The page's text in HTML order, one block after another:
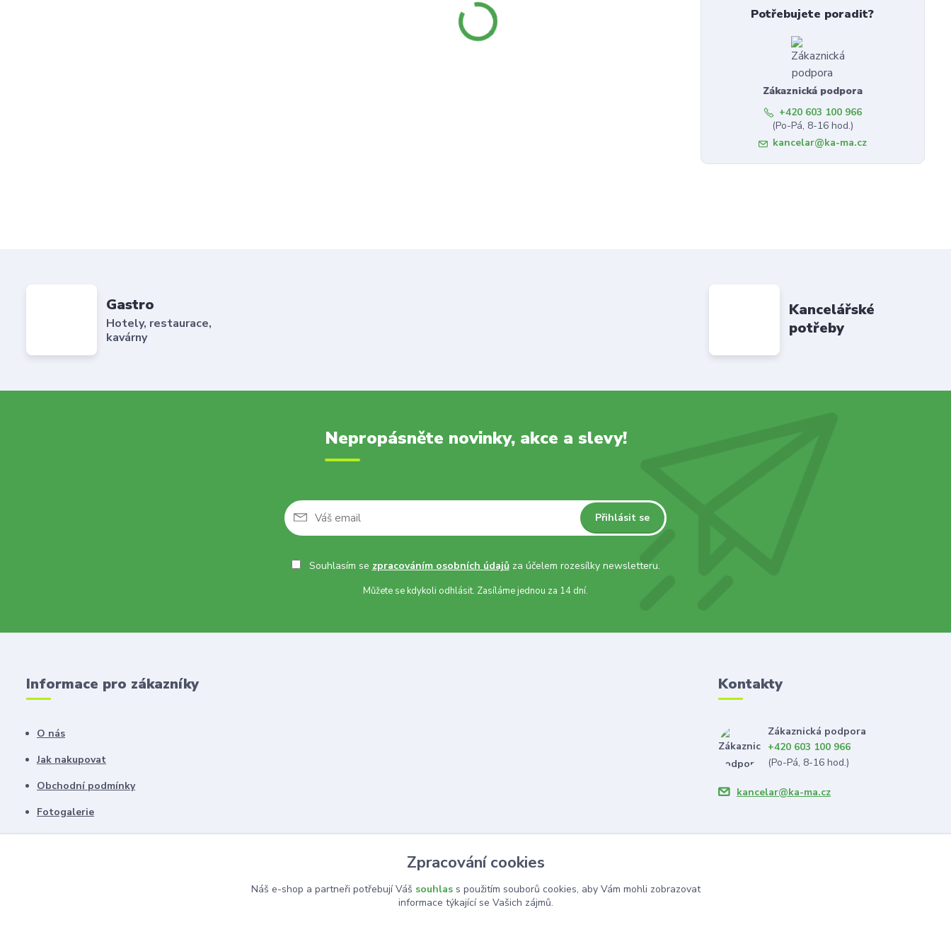
Potřebujete poradit?
Zákaznická podpora
+420 603 100 966
(Po-Pá, 8-16 hod.)
kancelar@ka-ma.cz
Gastro
Hotely, restaurace,
kavárny
Kancelářské
potřeby
Nepropásněte novinky, akce a slevy!
Přihlásit se
Souhlasím se zpracováním osobních údajůza účelem rozesílky newsletteru.
Můžete se kdykoli odhlásit. Zasíláme jednou za 14 dní.
Informace pro zákazníky
O nás
Jak nakupovat
Obchodní podmínky
Fotogalerie
Kontakty
Kontakty
Zákaznická podpora
+420 603 100 966
(Po-Pá, 8-16 hod.)
kancelar@ka-ma.cz
Zpracování cookies
Náš e-shop a partneři potřebují Váš souhlass použitím souborů cookies, aby Vám mohli zobrazovat
informace týkající se Vašich zájmů.